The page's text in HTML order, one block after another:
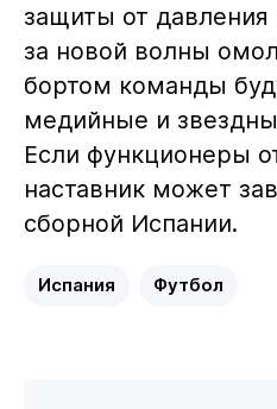
защиты от давления
за новой волны
бортом команды
медийные и
Если функционеры
наставник может
сборной Испании.
Испания Футбол